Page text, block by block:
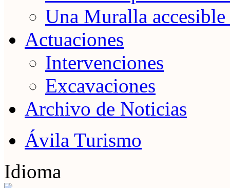
Una Muralla accesible
Actuaciones
Intervenciones
Excavaciones
Archivo de Noticias
Ávila Turismo
Idioma